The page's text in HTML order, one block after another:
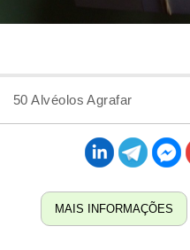
50 Alvéolos Agrafar
MAIS INFORMAÇÕES